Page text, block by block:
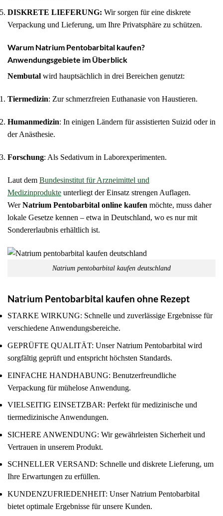
DISKRETE LIEFERUNG: Wir sorgen für eine diskrete
Verpackung und Lieferung, um Ihre Privatsphäre zu schützen.
Warum Natrium Pentobarbital kaufen?
Anwendungsgebiete im Überblick
Nembutal wird hauptsächlich in drei Bereichen genutzt:
Tiermedizin: Zur schmerzfreien Euthanasie von Haustieren.
Humanmedizin: In einigen Ländern für assistierten Suizid oder in
der Anästhesie.
Forschung: Als Sedativum in Laborexperimenten.
Laut dem Bundesinstitut für Arzneimittel und
Medizinprodukte unterliegt der Einsatz strengen Auflagen.
WerNatrium Pentobarbital online kaufen möchte, muss daher
lokale Gesetze kennen – etwa in Deutschland, wo es nur mit
Sondererlaubnis erhältlich ist.
Natrium pentobarbital kaufen deutschland
Natrium Pentobarbital kaufen ohne Rezept
STARKE WIRKUNG: Schnelle und zuverlässige Ergebnisse für
verschiedene Anwendungsbereiche.
GEPRÜFTE QUALITÄT: Unser Natrium Pentobarbital wird
sorgfältig geprüft und entspricht höchsten Standards.
EINFACHE HANDHABUNG: Benutzerfreundliche
Verpackung für mühelose Anwendung.
VIELSEITIG EINSETZBAR: Perfekt für medizinische und
tiermedizinische Anwendungen.
SICHERE ANWENDUNG: Wir gewährleisten Sicherheit und
Vertrauen in unserem Produkt.
SCHNELLER VERSAND: Schnelle und diskrete Lieferung, um
Ihre Erwartungen zu erfüllen.
KUNDENZUFRIEDENHEIT: Unser Natrium Pentobarbital
bietet optimale Ergebnisse für unsere Kunden.